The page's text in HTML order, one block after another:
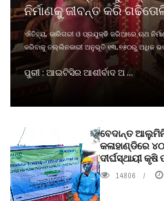
ନିର୍ମାଣକୁ ଜୀବନ୍ତ କରି
ଐତିହ୍ୟ, କାରିଗରୀ ଓ ପ୍ରଯୁକ୍ତି ଜରିଆରେ ଋଥ
କରିବାକୁ ତଲ୍ଲିନକାରୀ ଅନୁଭୂତି ୧୩,୭୫୦ରୁ ଅଧିକ
ପୁରୀ : ଆଇଟିସିର ଆଶୀର୍ବାଦ ଅ ...
ବେଦାନ୍ତ
କଳାହାଣ୍ଡିରେ
ଦୀର୍ଘସ୍ଥାୟୀ
14806